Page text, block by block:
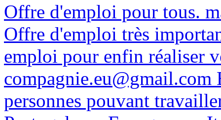
Offre d'emploi pour tous.
Offre d'emploi très
emploi pour enfin réaliser
compagnie.eu@gmail.com
personnes pouvant